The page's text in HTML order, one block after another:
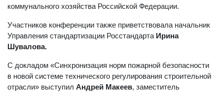
коммунального хозяйства Российской Федерации.
Участников конференции также приветствовала начальник
Управления стандартизации Росстандарта Ирина
Шувалова.
С докладом «Синхронизация норм пожарной безопасности
в новой системе технического регулирования строительной
отрасли» выступил Андрей Макеев, заместитель